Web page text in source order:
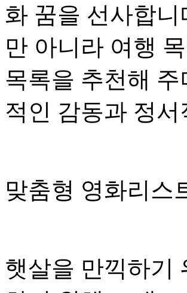
화 꿈을 선사합
만 아니라 여행
목록을 추천해
적인 감동과 정
맞춤형 영화리스
햇살을 만끽하기